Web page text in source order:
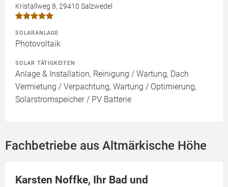
Kristallweg 8, 29410 Salzwedel
SOLARANLAGE
Photovoltaik
SOLAR TÄTIGKEITEN
Anlage & Installation, Reinigung / Wartung, Dach
Vermietung / Verpachtung, Wartung / Optimierung,
Solarstromspeicher / PV Batterie
Fachbetriebe aus Altmärkische Höhe
Karsten Noffke, Ihr Bad und